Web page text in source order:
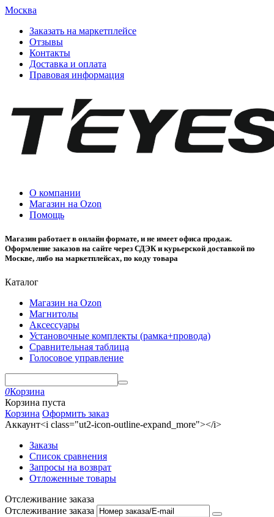
Москва
Заказать на маркетплейсе
Отзывы
Контакты
Доставка и оплата
Правовая информация
О компании
Магазин на Ozon
Помощь
Магазин работает в онлайн формате, и не имеет офиса продаж.
Оформление заказов на сайте через СДЭК и курьерской доставкой по
Москве, либо на маркетплейсах, по коду товара
Каталог
Магазин на Ozon
Магнитолы
Аксессуары
Установочные комплекты (рамка+провода)
Сравнительная таблица
Голосовое управление
0Корзина
Корзина пуста
Корзина Оформить заказ
Аккаунт<i class="ut2-icon-outline-expand_more"></i>
Заказы
Список сравнения
Запросы на возврат
Отложенные товары
Отслеживание заказа
Отслеживание заказа